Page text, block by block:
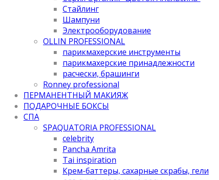
Стайлинг
Шампуни
Электрооборудование
OLLIN PROFESSIONAL
парикмахерские инструменты
парикмахерские принадлежности
расчески, брашинги
Ronney professional
ПЕРМАНЕНТНЫЙ МАКИЯЖ
ПОДАРОЧНЫЕ БОКСЫ
СПА
SPAQUATORIA PROFESSIONAL
celebrity
Pancha Amrita
Tai inspiration
Крем-баттеры, сахарные скрабы, гели